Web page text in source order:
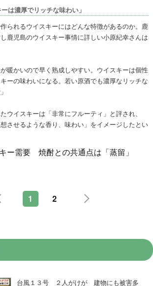
は濃厚でリッチな味わい」
られるウイスキーにはどんな特徴があるのか。鹿
鹿児島のウイスキー事情に詳しい小原紀幸さんは
暖かいので早く熟成しやすい。ウイスキーは個性
ーの味わいになる。若い原酒でも濃厚なリッチな
ウイスキーは「非常にフルーティ」と評され、
させるような香り、味わい」をイメージしたとい
ー需要 焼酎との共通点は「蒸留」
1 2
台風１３号 ２人がけが 建物にも被害多